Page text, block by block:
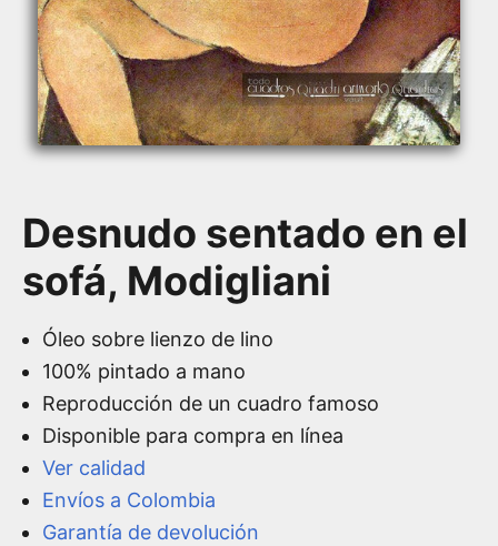
Desnudo sentado en el
sofá, Modigliani
Óleo sobre lienzo de lino
100% pintado a mano
Reproducción de un cuadro famoso
Disponible para compra en línea
Ver calidad
Envíos a Colombia
Garantía de devolución